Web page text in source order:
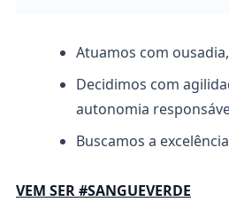
Atuamos com
Decidimos com
autonomia
Buscamos a
VEM SER #SANGUEVERDE